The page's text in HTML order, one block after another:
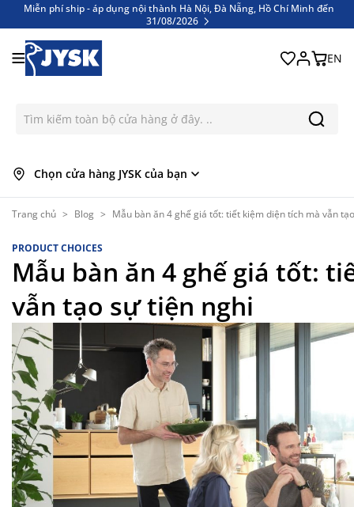
Miễn phí ship - áp dụng nội thành Hà Nội, Đà Nẵng, Hồ Chí Minh đến
31/08/2026
EN
Chọn cửa hàng JYSK của bạn
Trang chủ > Blog > Mẫu bàn ăn 4 ghế giá tốt: tiết kiệm diện tích mà vẫn
PRODUCT CHOICES
Mẫu bàn ăn 4 ghế giá tốt:
vẫn tạo sự tiện nghi